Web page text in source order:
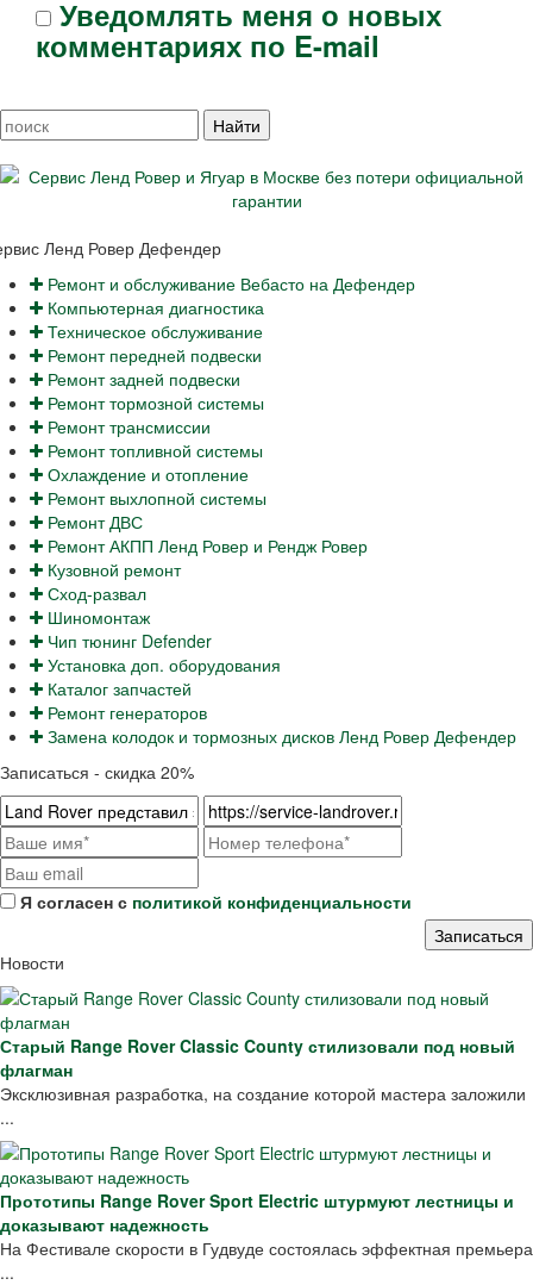
Уведомлять меня о новых
комментариях по E-mail
Ленд Ровер Дефендер
Ремонт и обслуживание Вебасто на Дефендер
Компьютерная диагностика
Техническое обслуживание
Ремонт передней подвески
Ремонт задней подвески
Ремонт тормозной системы
Ремонт трансмиссии
Ремонт топливной системы
Охлаждение и отопление
Ремонт выхлопной системы
Ремонт ДВС
Ремонт АКПП Ленд Ровер и Рендж Ровер
Кузовной ремонт
Сход-развал
Шиномонтаж
Чип тюнинг Defender
Установка доп. оборудования
Каталог запчастей
Ремонт генераторов
Замена колодок и тормозных дисков Ленд Ровер Дефендер
Записаться - скидка 20%
Я согласен с политикой конфиденциальности
Новости
Старый Range Rover Classic County стилизовали под новый
флагман
Эксклюзивная разработка, на создание которой мастера заложили
...
Прототипы Range Rover Sport Electric штурмуют лестницы и
доказывают надежность
На Фестивале скорости в Гудвуде состоялась эффектная премьера
...